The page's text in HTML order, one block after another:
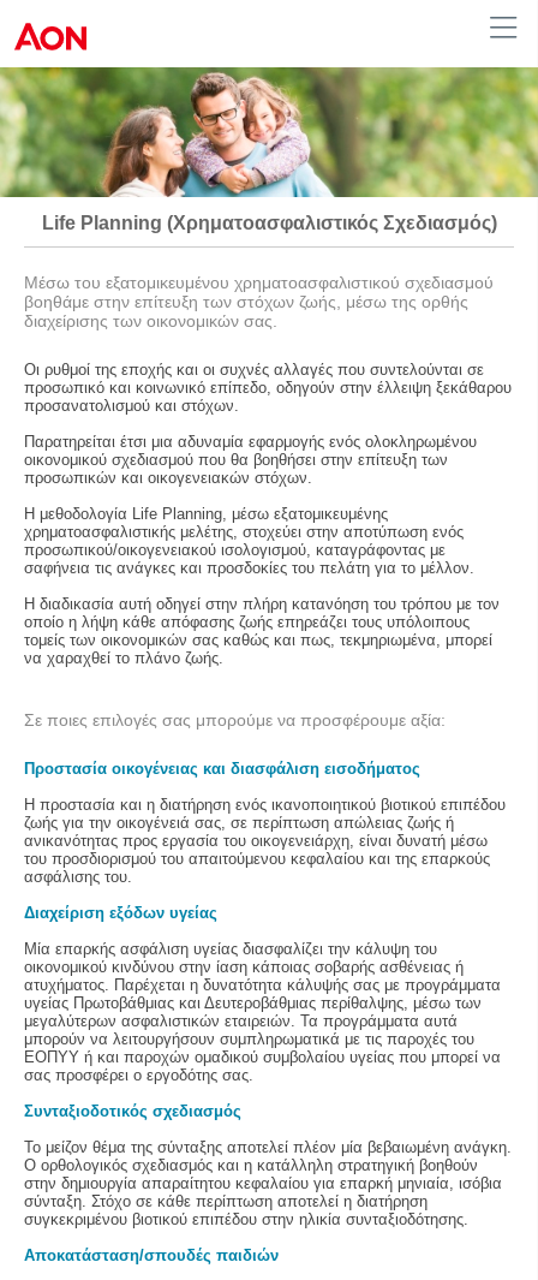
Greece
Life Planning (Χρηματοασφαλιστικός Σχεδιασμός)
Μέσω του εξατομικευμένου χρηματοασφαλιστικού σχεδιασμού
βοηθάμε στην επίτευξη των στόχων ζωής, μέσω της ορθής
διαχείρισης των οικονομικών σας.
Οι ρυθμοί της εποχής και οι συχνές αλλαγές που συντελούνται σε
προσωπικό και κοινωνικό επίπεδο, οδηγούν στην έλλειψη ξεκάθαρου
προσανατολισμού και στόχων.
Παρατηρείται έτσι μια αδυναμία εφαρμογής ενός ολοκληρωμένου
οικονομικού σχεδιασμού που θα βοηθήσει στην επίτευξη των
προσωπικών και οικογενειακών στόχων.
Η μεθοδολογία Life Planning, μέσω εξατομικευμένης
χρηματοασφαλιστικής μελέτης, στοχεύει στην αποτύπωση ενός
προσωπικού/οικογενειακού ισολογισμού, καταγράφοντας με
σαφήνεια τις ανάγκες και προσδοκίες του πελάτη για το μέλλον.
Η διαδικασία αυτή οδηγεί στην πλήρη κατανόηση του τρόπου με τον
οποίο η λήψη κάθε απόφασης ζωής επηρεάζει τους υπόλοιπους
τομείς των οικονομικών σας καθώς και πως, τεκμηριωμένα, μπορεί
να χαραχθεί το πλάνο ζωής.
Σε ποιες επιλογές σας μπορούμε να προσφέρουμε αξία:
Προστασία οικογένειας και διασφάλιση εισοδήματος
Η προστασία και η διατήρηση ενός ικανοποιητικού βιοτικού επιπέδου
ζωής για την οικογένειά σας, σε περίπτωση απώλειας ζωής ή
ανικανότητας προς εργασία του οικογενειάρχη, είναι δυνατή μέσω
του προσδιορισμού του απαιτούμενου κεφαλαίου και της επαρκούς
ασφάλισης του.
Διαχείριση εξόδων υγείας
Μία επαρκής ασφάλιση υγείας διασφαλίζει την κάλυψη του
οικονομικού κινδύνου στην ίαση κάποιας σοβαρής ασθένειας ή
ατυχήματος. Παρέχεται η δυνατότητα κάλυψής σας με προγράμματα
υγείας Πρωτοβάθμιας και Δευτεροβάθμιας περίθαλψης, μέσω των
μεγαλύτερων ασφαλιστικών εταιρειών. Τα προγράμματα αυτά
μπορούν να λειτουργήσουν συμπληρωματικά με τις παροχές του
ΕΟΠΥΥ ή και παροχών ομαδικού συμβολαίου υγείας που μπορεί να
σας προσφέρει ο εργοδότης σας.
Συνταξιοδοτικός σχεδιασμός
Το μείζον θέμα της σύνταξης αποτελεί πλέον μία βεβαιωμένη ανάγκη.
Ο ορθολογικός σχεδιασμός και η κατάλληλη στρατηγική βοηθούν
στην δημιουργία απαραίτητου κεφαλαίου για επαρκή μηνιαία, ισόβια
σύνταξη. Στόχο σε κάθε περίπτωση αποτελεί η διατήρηση
συγκεκριμένου βιοτικού επιπέδου στην ηλικία συνταξιοδότησης.
Αποκατάσταση/σπουδές παιδιών